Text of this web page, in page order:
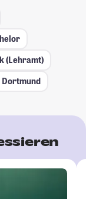
(Lehramt)
Dortmund